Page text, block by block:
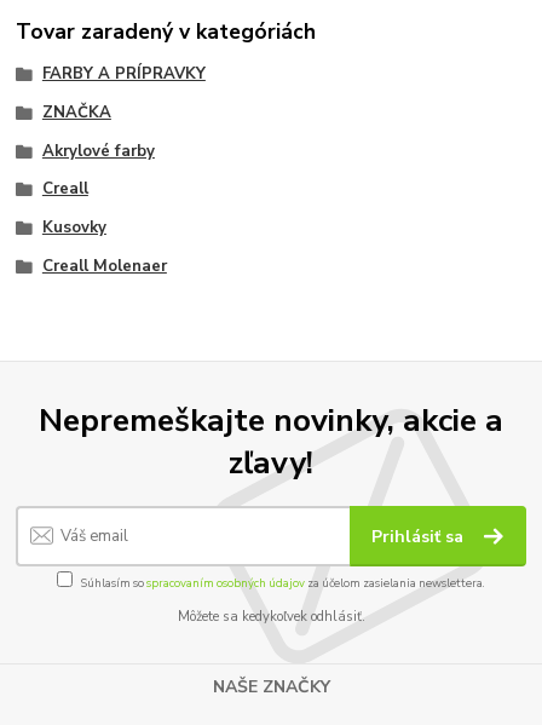
Tovar zaradený v kategóriách
FARBY A PRÍPRAVKY
ZNAČKA
Akrylové farby
Creall
Kusovky
Creall Molenaer
Nepremeškajte novinky, akcie a
zľavy!
Prihlásiť sa
Súhlasím sospracovaním osobných údajov za účelom zasielania newslettera.
Môžete sa kedykoľvek odhlásiť.
NAŠE ZNAČKY